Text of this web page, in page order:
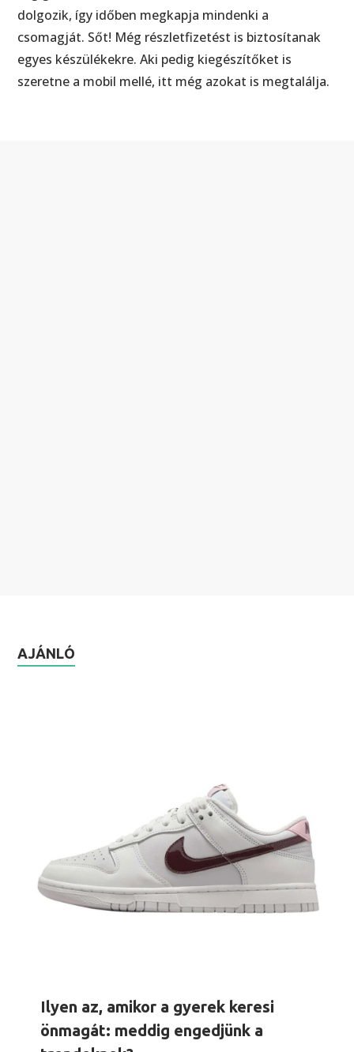
dolgozik, így időben megkapja mindenki a
csomagját. Sőt! Még részletfizetést is biztosítanak
egyes készülékekre. Aki pedig kiegészítőket is
szeretne a mobil mellé, itt még azokat is megtalálja.
AJÁNLÓ
Ilyen az, amikor a gyerek keresi
önmagát: meddig engedjünk a